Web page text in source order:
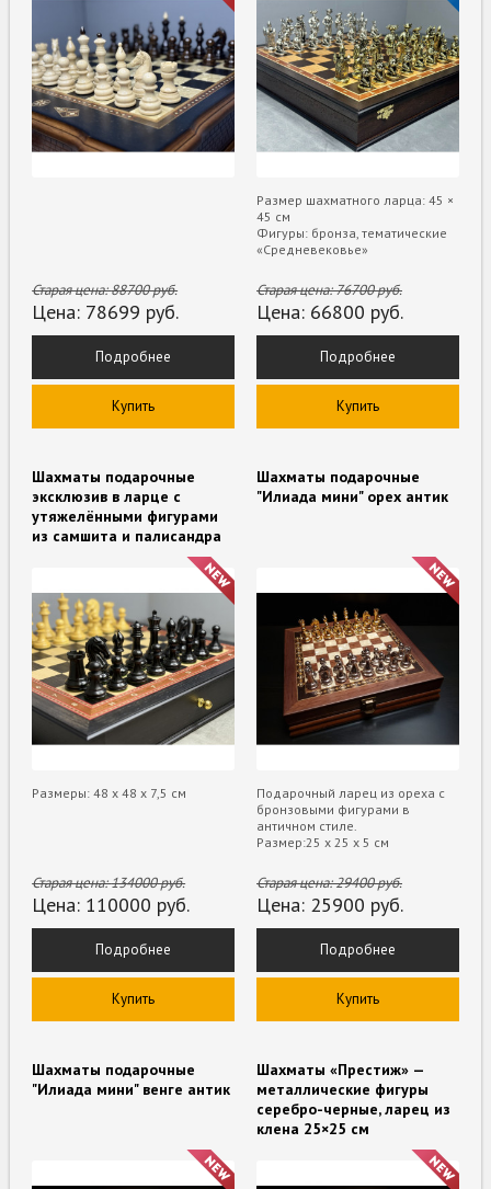
Старая цена:88700руб.
Цена: 78699 руб.
Подробнее
Купить
Размер шахматного ларца: 45 ×
45 см
Фигуры: бронза, тематические
«Средневековье»
Старая цена:76700руб.
Цена: 66800 руб.
Подробнее
Купить
Шахматы подарочные
эксклюзив в ларце с
утяжелёнными фигурами
из самшита и палисандра
Размеры: 48 x 48 х 7,5 см
Старая цена:134000руб.
Цена: 110000 руб.
Подробнее
Купить
Шахматы подарочные
"Илиада мини" орех антик
Подарочный ларец из ореха с
бронзовыми фигурами в
античном стиле.
Размер:25 х 25 х 5 см
Старая цена:29400руб.
Цена: 25900 руб.
Подробнее
Купить
Шахматы подарочные
"Илиада мини" венге антик
Шахматы «Престиж» —
металлические фигуры
серебро-черные, ларец из
клена 25×25 см